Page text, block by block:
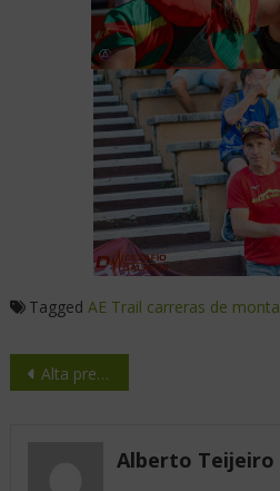
Tagged AE Trail carreras de
Alta precisión del GPS en los smartwatches Amazfit Cheetah para corredores
Alberto Teijeiro